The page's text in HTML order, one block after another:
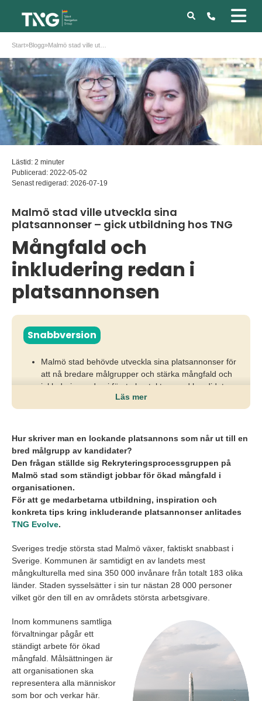
Start»Blogg»
Lästid: 2 minuter
Publicerad: 2022-05-02
Senast redigerad: 2026-07-19
Malmö stad ville utveckla sina
platsannonser – gick utbildning hos TNG
Mångfald och
inkludering redan i
platsannonsen
Snabbversion
Malmö stad behövde utveckla sina platsannonser för
att nå bredare målgrupper och stärka mångfald och
inkludering redan i första kontakten med kandidater.
Genom en utbildning med TNG Evolve fick HR och
i inkluderande språk, struktur och kandidatattraktion.
Resultatet blev ökad kunskap, mer träffsäkra
platsannonser och bättre förutsättningar att attrahera
en mångfald av kompetenser som speglar stadens
invånare.
Läs mer
Hur skriver man en lockande platsannons som når ut till en
bred målgrupp av kandidater?
Den frågan ställde sig Rekryteringsprocessgruppen på
Malmö stad som ständigt jobbar för ökad mångfald i
organisationen.
För att ge medarbetarna utbildning, inspiration och
konkreta tips kring inkluderande platsannonser anlitades
TNG Evolve.
Sveriges tredje största stad Malmö växer, faktiskt snabbast i
Sverige. Kommunen är samtidigt en av landets mest
mångkulturella med sina 350 000 invånare från totalt 183 olika
länder. Staden sysselsätter i sin tur nästan 28 000 personer
vilket gör den till en av områdets största arbetsgivare.
Inom kommunens samtliga
förvaltningar pågår ett
ständigt arbete för ökad
mångfald. Målsättningen är
att organisationen ska
representera alla människor
som bor och verkar här.